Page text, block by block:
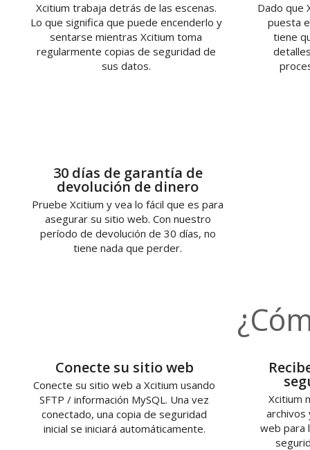
Xcitium trabaja detrás de las escenas.
Lo que significa que puede encenderlo y
sentarse mientras Xcitium toma
regularmente copias de seguridad de
sus datos.
Dado que
puesta
tiene
30 días de garantía de
devolución de dinero
Pruebe Xcitium y vea lo fácil que es para
asegurar su sitio web. Con nuestro
período de devolución de 30 días, no
tiene nada que perder.
Conecte su sitio web
Conecte su sitio web a Xcitium usando
SFTP / información MySQL. Una vez
conectado, una copia de seguridad
inicial se iniciará automáticamente.
Xcitium
archivos
web para